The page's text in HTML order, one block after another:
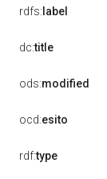
rdfs: label
dc:title
ods:modified
ocd:esito
rdf:type